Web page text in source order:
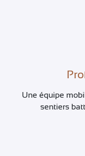
Une équipe
sentiers